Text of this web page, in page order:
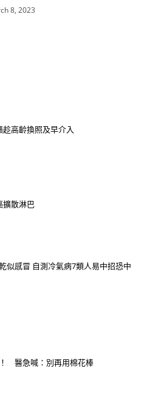
8, 2023
高齡換照及早介入
擴散淋巴
似感冒 自測冷氣病7類人易中招恐中
醫急喊：別再用棉花棒